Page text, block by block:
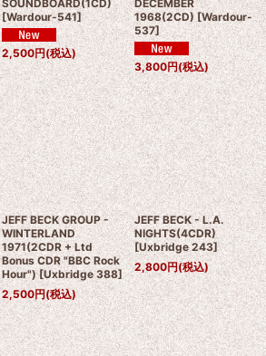
SOUNDBOARD(1CD)
[Wardour-541]
2,500円(税込)
DECEMBER
1968(2CD) [Wardour-
537]
3,800円(税込)
JEFF BECK GROUP -
WINTERLAND
1971(2CDR + Ltd
Bonus CDR "BBC Rock
Hour") [Uxbridge 388]
2,500円(税込)
JEFF BECK - L.A.
NIGHTS(4CDR)
[Uxbridge 243]
2,800円(税込)